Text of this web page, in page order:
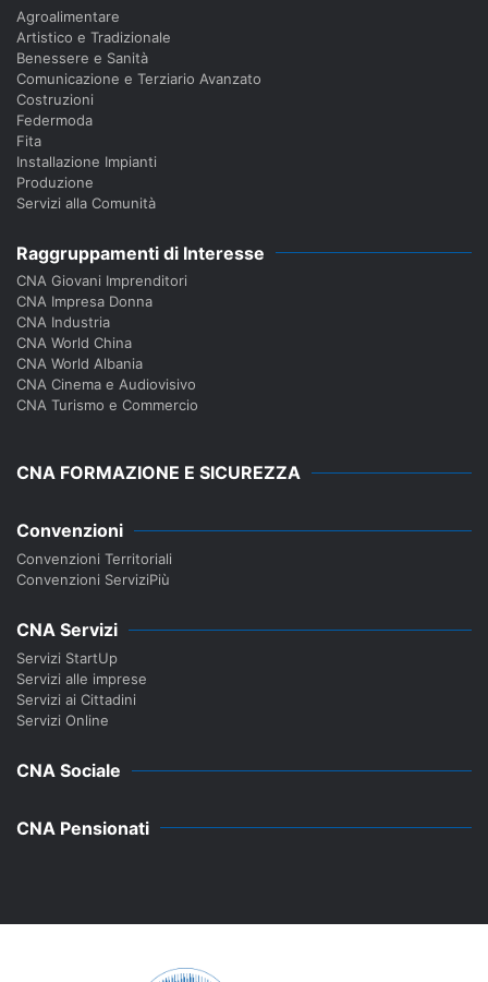
Agroalimentare
Artistico e Tradizionale
Benessere e Sanità
Comunicazione e Terziario Avanzato
Costruzioni
Federmoda
Fita
Installazione Impianti
Produzione
Servizi alla Comunità
Raggruppamenti di Interesse
CNA Giovani Imprenditori
CNA Impresa Donna
CNA Industria
CNA World China
CNA World Albania
CNA Cinema e Audiovisivo
CNA Turismo e Commercio
CNA FORMAZIONE E SICUREZZA
Convenzioni
Convenzioni Territoriali
Convenzioni ServiziPiù
CNA Servizi
Servizi StartUp
Servizi alle imprese
Servizi ai Cittadini
Servizi Online
CNA Sociale
CNA Pensionati